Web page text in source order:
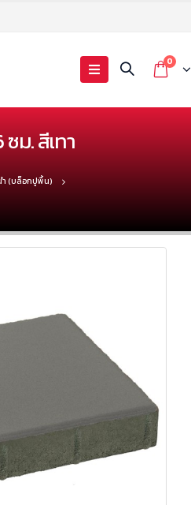
0
ม. สีเทา
ำ (บล็อกปูพื้น)